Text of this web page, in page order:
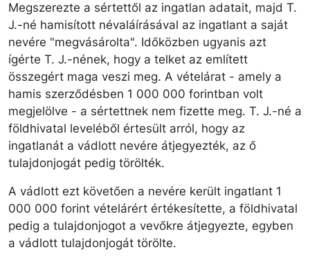
Megszerezte a sértettől az ingatlan adatait, majd T.
J.-né hamisított névaláírásával az ingatlant a saját
nevére "megvásárolta". Időközben ugyanis azt
ígérte T. J.-nének, hogy a telket az említett
összegért maga veszi meg. A vételárat - amely a
hamis szerződésben 1 000 000 forintban volt
megjelölve - a sértettnek nem fizette meg. T. J.-né a
földhivatal leveléből értesült arról, hogy az
ingatlanát a vádlott nevére átjegyezték, az ő
tulajdonjogát pedig törölték.
A vádlott ezt követően a nevére került ingatlant 1
000 000 forint vételárért értékesítette, a földhivatal
pedig a tulajdonjogot a vevőkre átjegyezte, egyben
a vádlott tulajdonjogát törölte.